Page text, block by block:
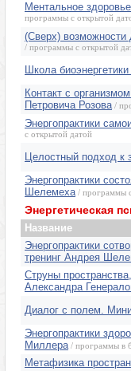
Ментальное
программы с открытой
(Сверх)
/ программы с открытой
Школа
Контакт с
Петровича Розова /
Энергопрактики
с открытой датой
Целостный подход к
Энергопрактики
Шелемеха / программы
Энергетическая
Название
Энергопрактики
тренинг Андрея
Струны
Александра
Диалог с полем.
Энергопрактики
Миллера / программы в
Метафизика